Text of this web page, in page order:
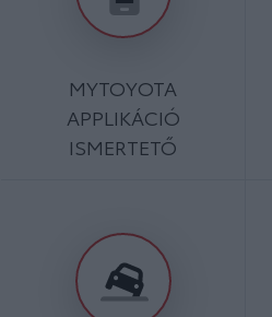
MYTOYOTA
APPLIKÁCIÓ
ISMERTETŐ